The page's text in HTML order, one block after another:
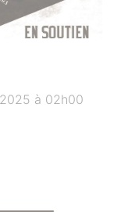
à 02h00